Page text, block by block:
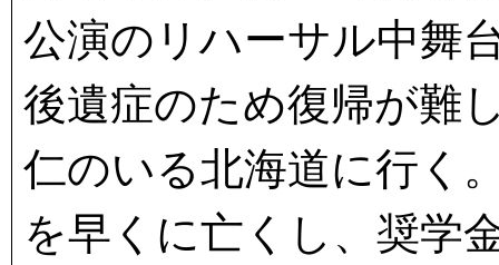
公演のリハーサル中舞
後遺症のため復帰が難
仁のいる北海道に行く
を早くに亡くし、奨学